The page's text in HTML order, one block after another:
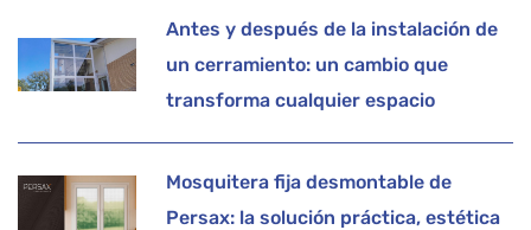
Antes y después de la instalación de
un cerramiento: un cambio que
transforma cualquier espacio
Mosquitera fija desmontable de
Persax: la solución práctica, estética